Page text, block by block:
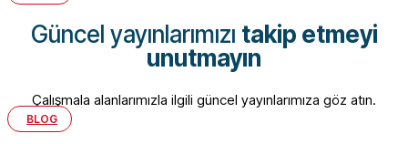
Güncel yayınlarımızı takip etmeyi
unutmayın
Çalışmala alanlarımızla ilgili güncel yayınlarımıza göz atın.
BLOG